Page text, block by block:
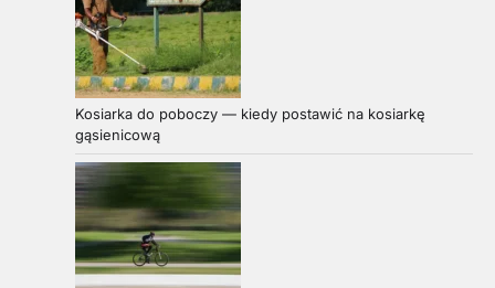
Kosiarka do poboczy — kiedy postawić na kosiarkę
gąsienicową